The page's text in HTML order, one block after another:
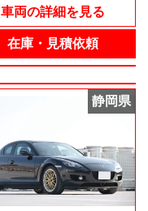
車両の詳細を見る
在庫・見積依頼
静岡県